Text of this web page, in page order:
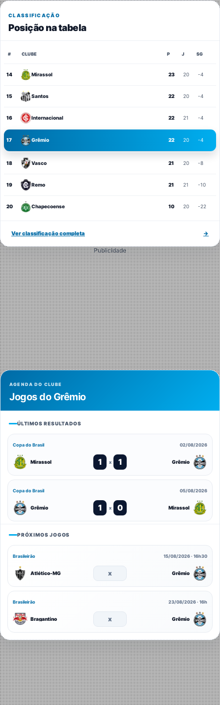
CLASSIFICAÇÃO
Posição na tabela
# CLUBE P J SG
14 Mirassol 23 20 -4
15 Santos 22 20 -4
16 Internacional 22 21 -4
17 Grêmio 22 20 -4
18 Vasco 21 20 -8
19 Remo 21 21 -10
20 Chapecoense 10 20 -22
Ver classificação completa →
Publicidade
AGENDA DO CLUBE
Jogos do Grêmio
ÚLTIMOS RESULTADOS
Copa do Brasil 02/08/2026
Mirassol 1 x 1 Grêmio
Copa do Brasil 05/08/2026
Grêmio 1 x 0 Mirassol
PRÓXIMOS JOGOS
Brasileirão 15/08/2026 · 16h30
Atlético-MG x Grêmio
Brasileirão 23/08/2026 · 16h
Bragantino x Grêmio